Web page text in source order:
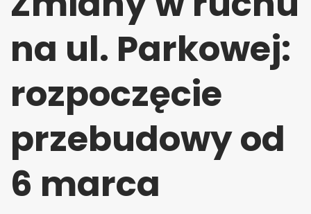
na ul. Parkowej:
rozpoczęcie
przebudowy od
6 marca